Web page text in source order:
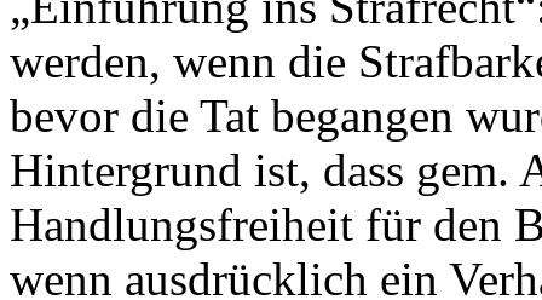
werden, wenn die
bevor die Tat begangen
Hintergrund ist, dass gem.
Handlungsfreiheit für den
wenn ausdrücklich ein